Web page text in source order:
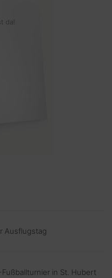
da!
Ausflugstag
Fußballturnier in St. Hubert